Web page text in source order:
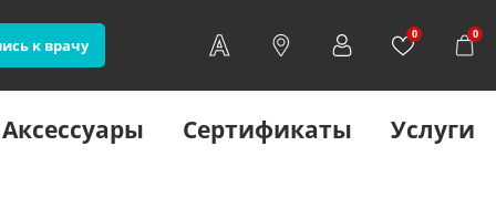
к врачу
0 0
Аксессуары Сертификаты Услуги